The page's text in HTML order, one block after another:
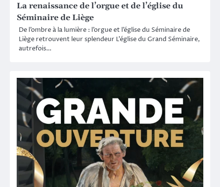
La renaissance de l’orgue et de l’église du
Séminaire de Liège
De l’ombre à la lumière : l’orgue et l’église du Séminaire de
Liège retrouvent leur splendeur L’église du Grand Séminaire,
autrefois…